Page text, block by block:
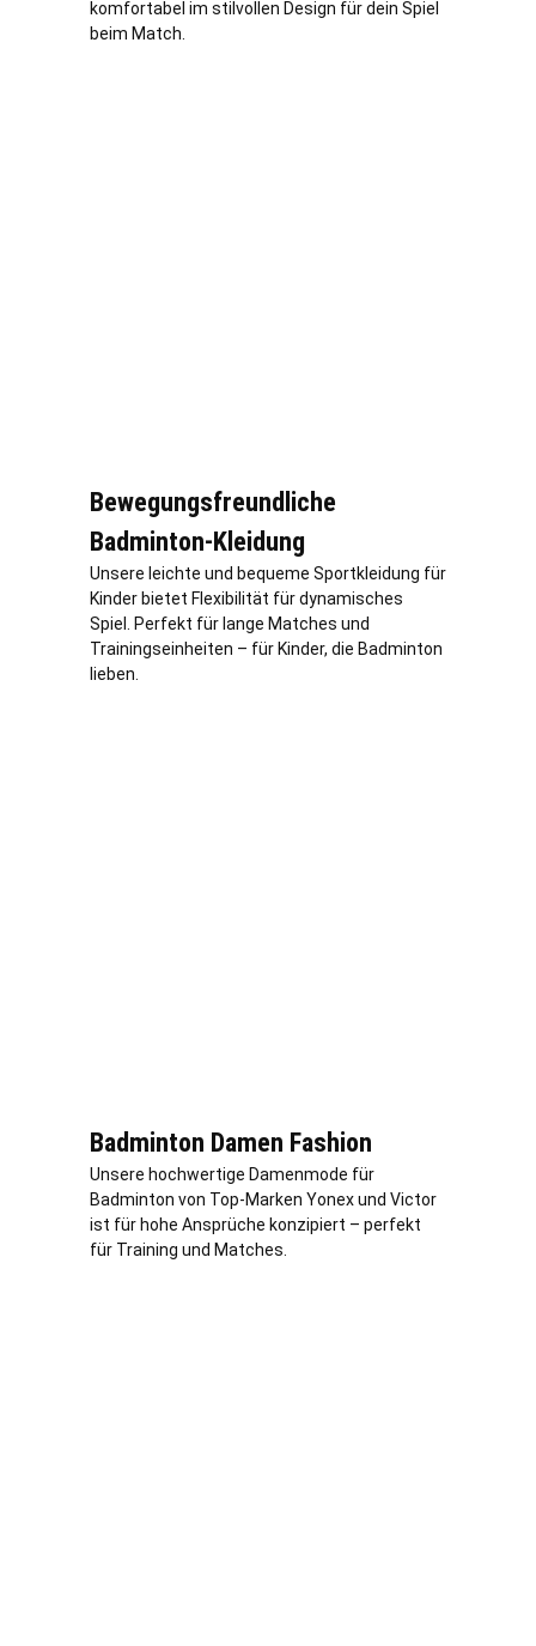
komfortabel im stilvollen Design für dein Spiel
beim Match.
Bewegungsfreundliche
Badminton-Kleidung
Unsere leichte und bequeme Sportkleidung für
Kinder bietet Flexibilität für dynamisches
Spiel. Perfekt für lange Matches und
Trainingseinheiten – für Kinder, die Badminton
lieben.
Badminton Damen Fashion
Unsere hochwertige Damenmode für
Badminton von Top-Marken Yonex und Victor
ist für hohe Ansprüche konzipiert – perfekt
für Training und Matches.